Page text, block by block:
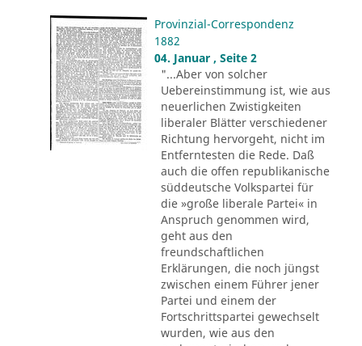
Provinzial-Correspondenz
1882
04. Januar , Seite 2
"...Aber von solcher
Uebereinstimmung ist, wie aus
neuerlichen Zwistigkeiten
liberaler Blätter verschiedener
Richtung hervorgeht, nicht im
Entferntesten die Rede. Daß
auch die offen republikanische
süddeutsche Volkspartei für
die »große liberale Partei« in
Anspruch genommen wird,
geht aus den
freundschaftlichen
Erklärungen, die noch jüngst
zwischen einem Führer jener
Partei und einem der
Fortschrittspartei gewechselt
wurden, wie aus den